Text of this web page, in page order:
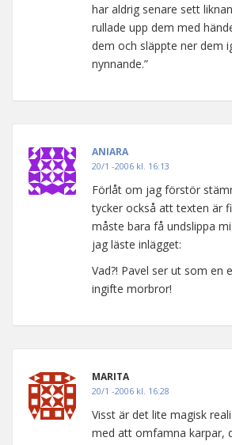
har aldrig senare sett
rullade upp dem med
dem och släppte ner dem
nynnande.”
ANIARA
20/1 -2006 kl. 16:13
Förlåt om jag förstör
tycker också att texten är
måste bara få undslippa
jag läste inlägget:
Vad?! Pavel ser ut som en
ingifte morbror!
MARITA
20/1 -2006 kl. 16:28
Visst är det lite magisk
med att omfamna karpar,